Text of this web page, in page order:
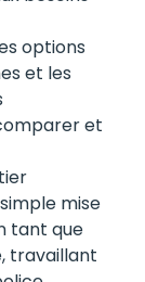
options
et les
et
mise
tant que
travaillant